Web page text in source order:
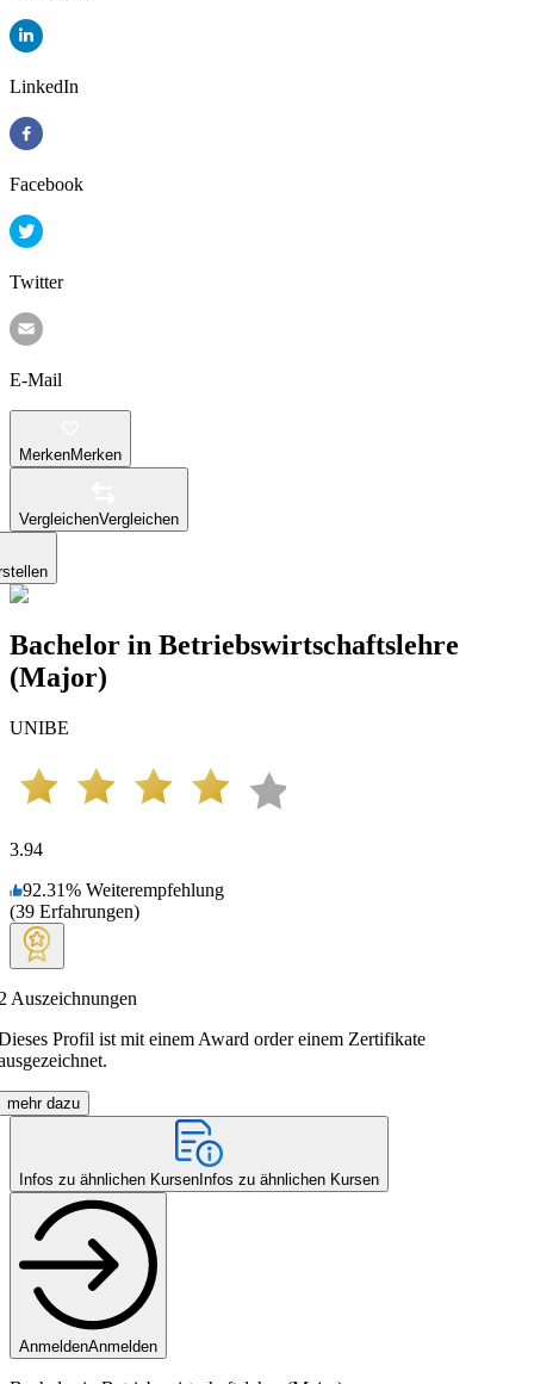
LinkedIn
Facebook
Twitter
E-Mail
MerkenMerken
VergleichenVergleichen
Bachelor in Betriebswirtschaftslehre
(Major)
UNIBE
3.94
92.31% Weiterempfehlung
(39 Erfahrungen)
Auszeichnungen
Profil ist mit einem Award order einem Zertifikate
mehr dazu
Infos zu ähnlichen Kursen Infos zu ähnlichen Kursen
AnmeldenAnmelden